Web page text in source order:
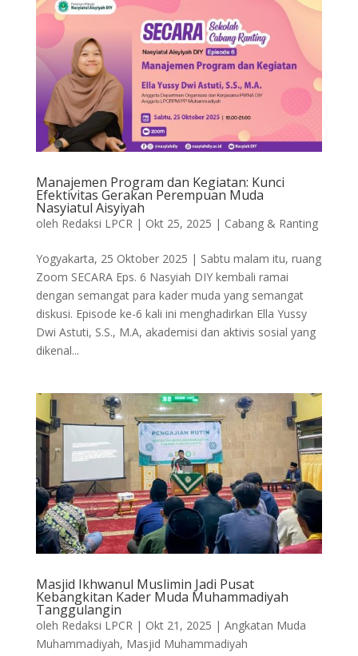
Manajemen Program dan Kegiatan: Kunci
Efektivitas Gerakan Perempuan Muda
Nasyiatul Aisyiyah
oleh Redaksi LPCR | Okt 25, 2025 | Cabang & Ranting
Yogyakarta, 25 Oktober 2025 | Sabtu malam itu, ruang
Zoom SECARA Eps. 6 Nasyiah DIY kembali ramai
dengan semangat para kader muda yang semangat
diskusi. Episode ke-6 kali ini menghadirkan Ella Yussy
Dwi Astuti, S.S., M.A, akademisi dan aktivis sosial yang
dikenal...
Masjid Ikhwanul Muslimin Jadi Pusat
Kebangkitan Kader Muda Muhammadiyah
Tanggulangin
oleh Redaksi LPCR| Okt 21, 2025 | Angkatan Muda
Muhammadiyah, Masjid Muhammadiyah